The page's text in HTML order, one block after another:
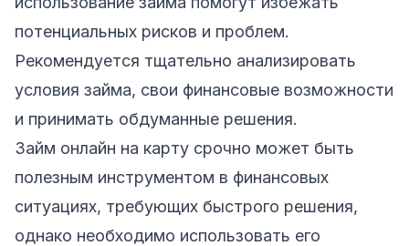
потенциальных рисков и проблем.
Рекомендуется тщательно анализировать
условия займа, свои финансовые возможности
и принимать обдуманные решения.
Займ онлайн на карту срочно может быть
полезным инструментом в финансовых
ситуациях, требующих быстрого решения,
однако необходимо использовать его